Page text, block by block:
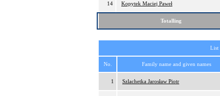
14 Kopytek Maciej Paweł
Totalling
List
No. Family name and given names
1 Szlachetka Jarosław Piotr